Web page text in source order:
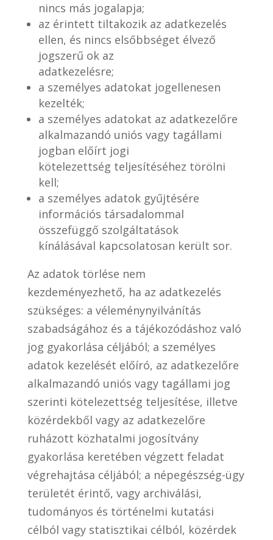
nincs más jogalapja;
az érintett tiltakozik az adatkezelés
ellen, és nincs elsőbbséget élvező
jogszerű ok az
adatkezelésre;
a személyes adatokat jogellenesen
kezelték;
a személyes adatokat az adatkezelőre
alkalmazandó uniós vagy tagállami
jogban előírt jogi
kötelezettség teljesítéséhez törölni
kell;
a személyes adatok gyűjtésére
információs társadalommal
összefüggő szolgáltatások
kínálásával kapcsolatosan került sor.
Az adatok törlése nem
kezdeményezhető, ha az adatkezelés
szükséges: a véleménynyilvánítás
szabadságához és a tájékozódáshoz való
jog gyakorlása céljából; a személyes
adatok kezelését előíró, az adatkezelőre
alkalmazandó uniós vagy tagállami jog
szerinti kötelezettség teljesítése, illetve
közérdekből vagy az adatkezelőre
ruházott közhatalmi jogosítvány
gyakorlása keretében végzett feladat
végrehajtása céljából; a népegészség-ügy
területét érintő, vagy archiválási,
tudományos és történelmi kutatási
célból vagy statisztikai célból, közérdek